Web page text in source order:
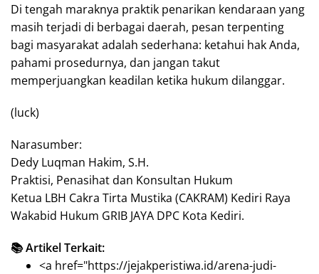
Di tengah maraknya praktik penarikan kendaraan yang
masih terjadi di berbagai daerah, pesan terpenting
bagi masyarakat adalah sederhana: ketahui hak Anda,
pahami prosedurnya, dan jangan takut
memperjuangkan keadilan ketika hukum dilanggar.
(luck)
Narasumber:
Dedy Luqman Hakim, S.H.
Praktisi, Penasihat dan Konsultan Hukum
Ketua LBH Cakra Tirta Mustika (CAKRAM) Kediri Raya
Wakabid Hukum GRIB JAYA DPC Kota Kediri.
📚 Artikel Terkait:
<a href="https://jejakperistiwa.id/arena-judi-